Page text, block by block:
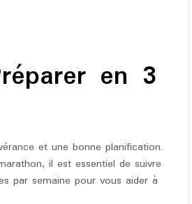
en 3
et une bonne planification.
il est essentiel de suivre
par semaine pour vous aider à